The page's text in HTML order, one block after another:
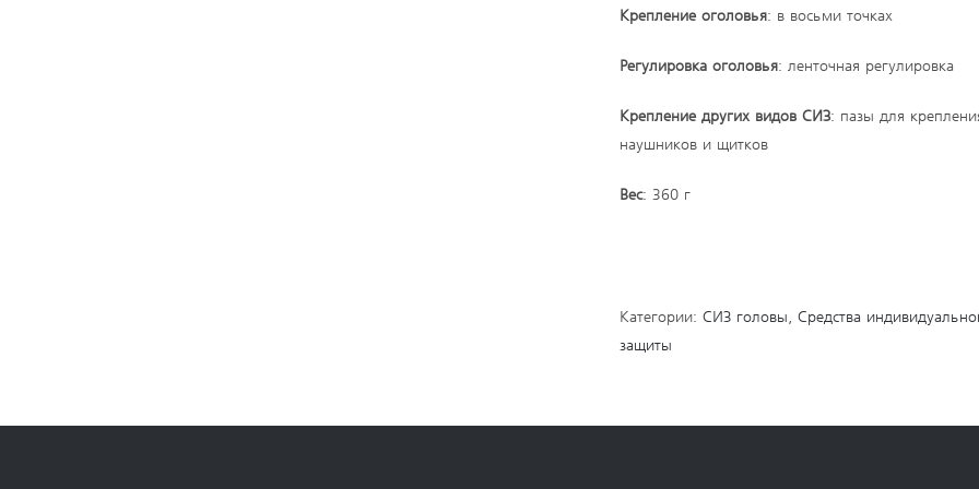
Крепление оголовья: в восьми точках
Регулировка оголовья: ленточная регулировка
Крепление других видов СИЗ: пазы для
наушников и щитков
Вес: 360 г
Категории: СИЗ головы, Средства
защиты